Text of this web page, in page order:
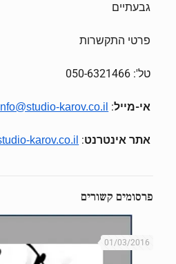
גבעתיים
פרטי התקשרות
טל': 050-6321466
אי-מייל:
karov.co.il
אתר אינטרנט:
karov.co.il
פרסומים קשורים
01/03/2016